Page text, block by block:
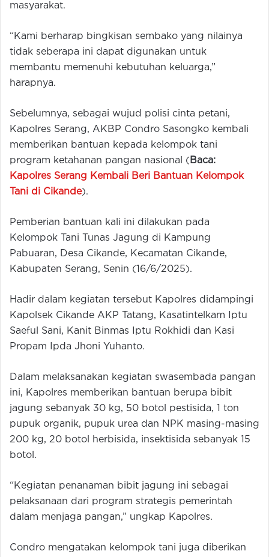
masyarakat.
“Kami berharap bingkisan sembako yang nilainya
tidak seberapa ini dapat digunakan untuk
membantu memenuhi kebutuhan keluarga,”
harapnya.
Sebelumnya, sebagai wujud polisi cinta petani,
Kapolres Serang, AKBP Condro Sasongko kembali
memberikan bantuan kepada kelompok tani
program ketahanan pangan nasional ( Baca:
Kapolres Serang Kembali Beri Bantuan Kelompok
Tani di Cikande).
Pemberian bantuan kali ini dilakukan pada
Kelompok Tani Tunas Jagung di Kampung
Pabuaran, Desa Cikande, Kecamatan Cikande,
Kabupaten Serang, Senin (16/6/2025).
Hadir dalam kegiatan tersebut Kapolres didampingi
Kapolsek Cikande AKP Tatang, Kasatintelkam Iptu
Saeful Sani, Kanit Binmas Iptu Rokhidi dan Kasi
Propam Ipda Jhoni Yuhanto.
Dalam melaksanakan kegiatan swasembada pangan
ini, Kapolres memberikan bantuan berupa bibit
jagung sebanyak 30 kg, 50 botol pestisida, 1 ton
pupuk organik, pupuk urea dan NPK masing-masing
200 kg, 20 botol herbisida, insektisida sebanyak 15
botol.
“Kegiatan penanaman bibit jagung ini sebagai
pelaksanaan dari program strategis pemerintah
dalam menjaga pangan,” ungkap Kapolres.
Condro mengatakan kelompok tani juga diberikan